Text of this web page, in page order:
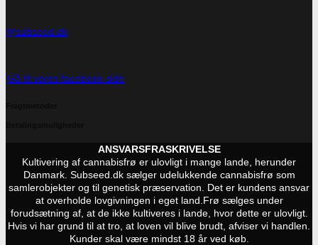
@subseed.dk
Gå til vores facebook-side
ANSVARSFRASKRIVELSE
Kultivering af cannabisfrø er ulovligt i mange lande, herunder
Danmark. Subseed.dk sælger udelukkende cannabisfrø som
samlerobjekter og til genetisk præservation. Det er kundens ansvar
at overholde lovgivningen i eget land. Frø sælges under
forudsætning af, at de ikke kultiveres i lande, hvor dette er ulovligt.
Hvis vi har grund til at tro, at loven vil blive brudt, afviser vi handlen.
Kunder skal være mindst 18 år ved køb.